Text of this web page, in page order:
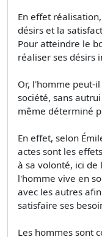
En effet
désirs et la
Pour atteindre le
réaliser ses désirs
Or, l'homme peut-
société, sans
même déterminé
En effet, selon
actes sont les
à sa volonté, ici de
l'homme vive en
avec les autres
satisfaire ses
Les hommes sont